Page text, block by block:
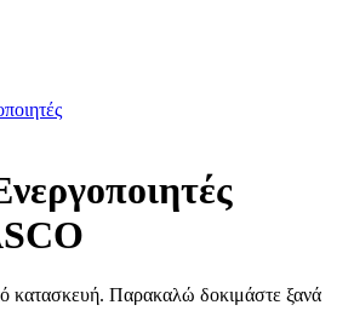
κατασκευή. Παρακαλώ δοκιμάστε ξανά